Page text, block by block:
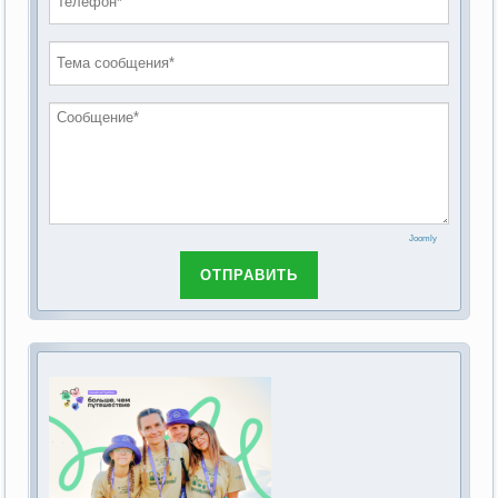
обсуждению Федерального закона Российской
основах социального обслуживания граждан в
2019 год
2018 год
Joomly
ОТПРАВИТЬ